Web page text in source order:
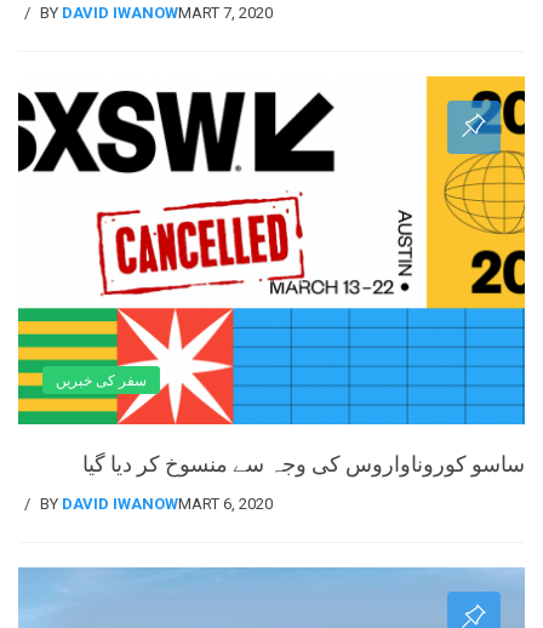
BY DAVID IWANOWMART 7, 2020
سفر کی خبریں
ساسو کوروناواروس کی وجہ سے منسوخ کر دیا گیا
BY DAVID IWANOWMART 6, 2020